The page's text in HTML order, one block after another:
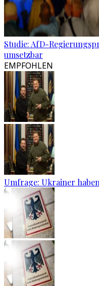
Studie: AfD-
umsetzbar
EMPFOHLEN
Umfrage: Ukrainer